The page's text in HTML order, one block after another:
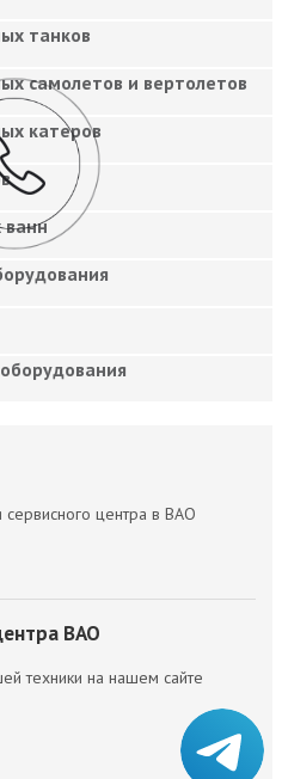
танков
самолетов и вертолетов
катеров
ванн
сервисного центра в ВАО
ВАО
техники на нашем сайте